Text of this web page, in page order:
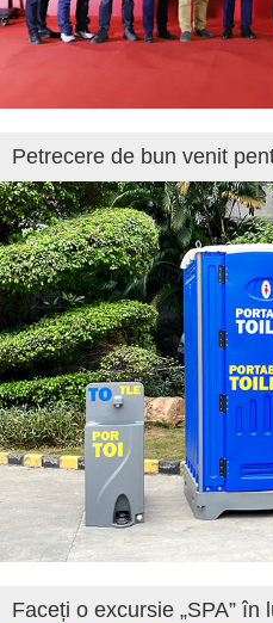
Petrecere de bun venit
Faceți o excursie „SPA”